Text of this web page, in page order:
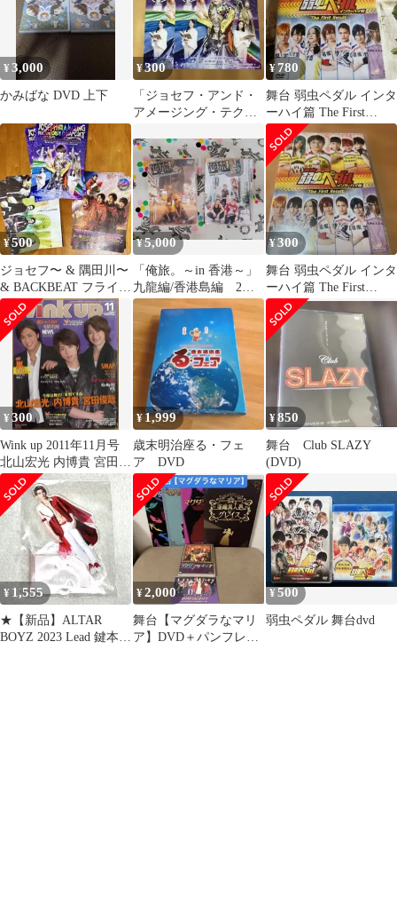
¥3,000
かみばな DVD 上下
¥300
「ジョセフ・アンド・
アメージング・テクニ
ト」フライヤー2枚
¥780
舞台 弱虫ペダル インタ
ーハイ篇 The First
Result〈2枚組〉
¥500
ジョセフ〜 & 隅田川〜
& BACKBEAT フライヤ
ー各2枚ずつ6枚セット
¥5,000
「俺旅。～in 香港～」
九龍編/香港島編 2本
セット
¥300
舞台 弱虫ペダル インタ
ーハイ篇 The First
Result DVD
¥300
Wink up 2011年11月号
北山宏光 内博貴 宮田俊
哉
¥1,999
歳末明治座る・フェ
ア DVD
¥850
舞台 Club SLAZY
(DVD)
¥ 1,555
★【新品】ALTAR
BOYZ 2023 Lead 鍵本輝
¥2,000
舞台【マグダラなマリ
ア】DVD＋パンフレッ
¥500
弱虫ペダル 舞台dvd